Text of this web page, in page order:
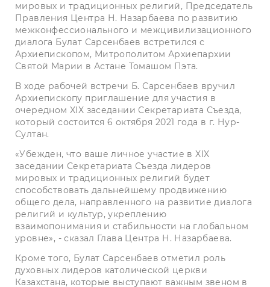
мировых и традиционных религий, Председатель
Правления Центра Н. Назарбаева по развитию
межконфессионального и межцивилизационного
диалога Булат Сарсенбаев встретился с
Архиепископом, Митрополитом Архиепархии
Святой Марии в Астане Томашом Пэта.
В ходе рабочей встречи Б. Сарсенбаев вручил
Архиепископу приглашение для участия в
очередном XIX заседании Секретариата Съезда,
который состоится 6 октября 2021 года в г. Нур-
Султан.
«Убежден, что ваше личное участие в XIX
заседании Секретариата Съезда лидеров
мировых и традиционных религий будет
способствовать дальнейшему продвижению
общего дела, направленного на развитие диалога
религий и культур, укреплению
взаимопонимания и стабильности на глобальном
уровне», - сказал Глава Центра Н. Назарбаева.
Кроме того, Булат Сарсенбаев отметил роль
духовных лидеров католической церкви
Казахстана, которые выступают важным звеном в